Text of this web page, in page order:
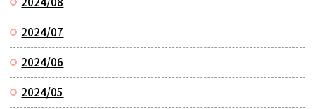
2024/07
2024/06
2024/05